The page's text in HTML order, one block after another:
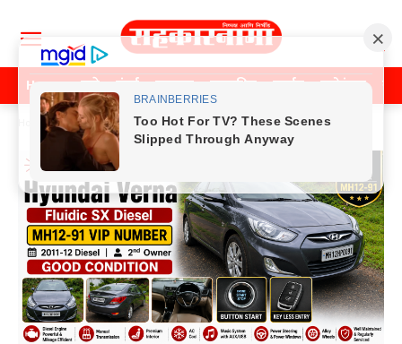
Home पुणे मुंबई महाराष्ट्र राजकीय क्राईम मनोरंजन
Home Previos News